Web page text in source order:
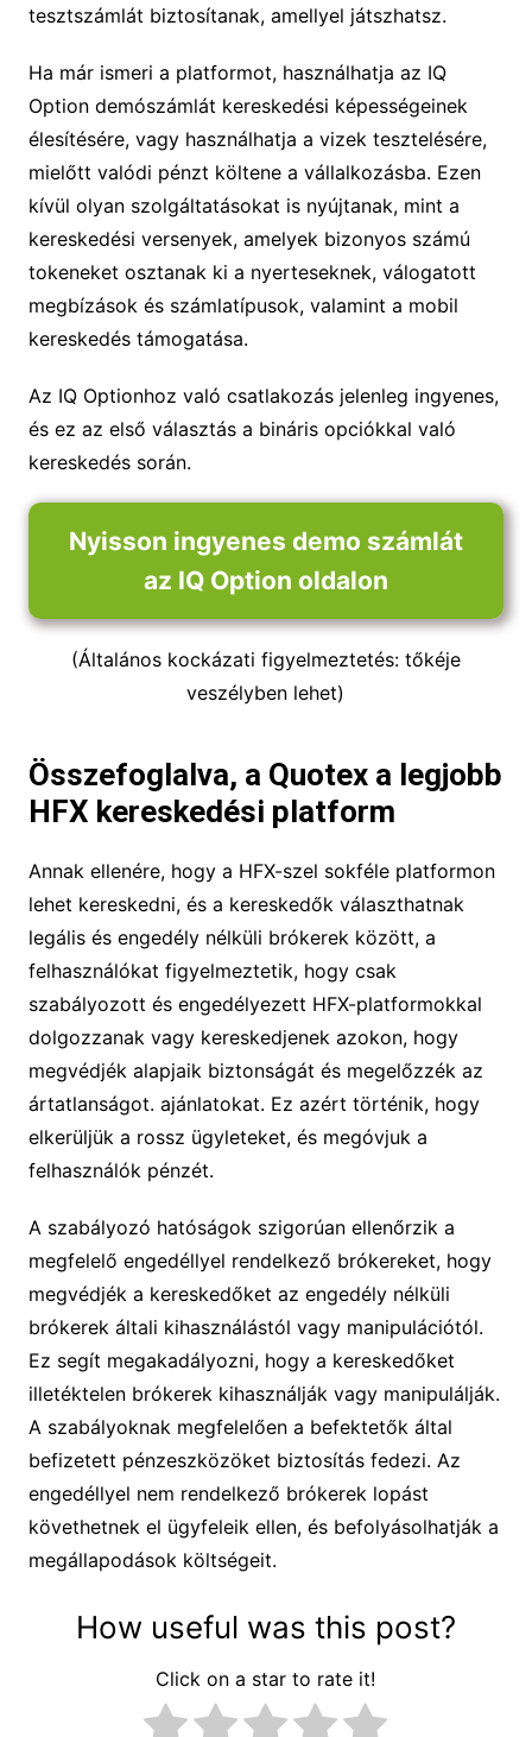
tesztszámlát biztosítanak, amellyel játszhatsz.
Ha már ismeri a platformot, használhatja az IQ
Option demószámlát kereskedési képességeinek
élesítésére, vagy használhatja a vizek tesztelésére,
mielőtt valódi pénzt költene a vállalkozásba. Ezen
kívül olyan szolgáltatásokat is nyújtanak, mint a
kereskedési versenyek, amelyek bizonyos számú
tokeneket osztanak ki a nyerteseknek, válogatott
megbízások és számlatípusok, valamint a mobil
kereskedés támogatása.
Az IQ Optionhoz való csatlakozás jelenleg ingyenes,
és ez az első választás a bináris opciókkal való
kereskedés során.
Nyisson ingyenes demo számlát
az IQ Option oldalon
(Általános kockázati figyelmeztetés: tőkéje
veszélyben lehet)
Összefoglalva, a Quotex a legjobb
HFX kereskedési platform
Annak ellenére, hogy a HFX-szel sokféle platformon
lehet kereskedni, és a kereskedők választhatnak
legális és engedély nélküli brókerek között, a
felhasználókat figyelmeztetik, hogy csak
szabályozott és engedélyezett HFX-platformokkal
dolgozzanak vagy kereskedjenek azokon, hogy
megvédjék alapjaik biztonságát és megelőzzék az
ártatlanságot. ajánlatokat. Ez azért történik, hogy
elkerüljük a rossz ügyleteket, és megóvjuk a
felhasználók pénzét.
A szabályozó hatóságok szigorúan ellenőrzik a
megfelelő engedéllyel rendelkező brókereket, hogy
megvédjék a kereskedőket az engedély nélküli
brókerek általi kihasználástól vagy manipulációtól.
Ez segít megakadályozni, hogy a kereskedőket
illetéktelen brókerek kihasználják vagy manipulálják.
A szabályoknak megfelelően a befektetők által
befizetett pénzeszközöket biztosítás fedezi. Az
engedéllyel nem rendelkező brókerek lopást
követhetnek el ügyfeleik ellen, és befolyásolhatják a
megállapodások költségeit.
How useful was this post?
Click on a star to rate it!